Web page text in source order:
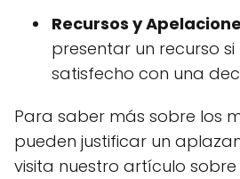
Recursos y
presentar un recurso si
satisfecho con una
Para saber más sobre los
pueden justificar un
visita nuestro artículo sobre